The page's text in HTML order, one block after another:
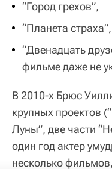
“Город грехов”,
“Планета страха”,
“Двенадцать
фильме даже не
В 2010-х Брюс
крупных проектов
Луны”, две части
один год актер
несколько